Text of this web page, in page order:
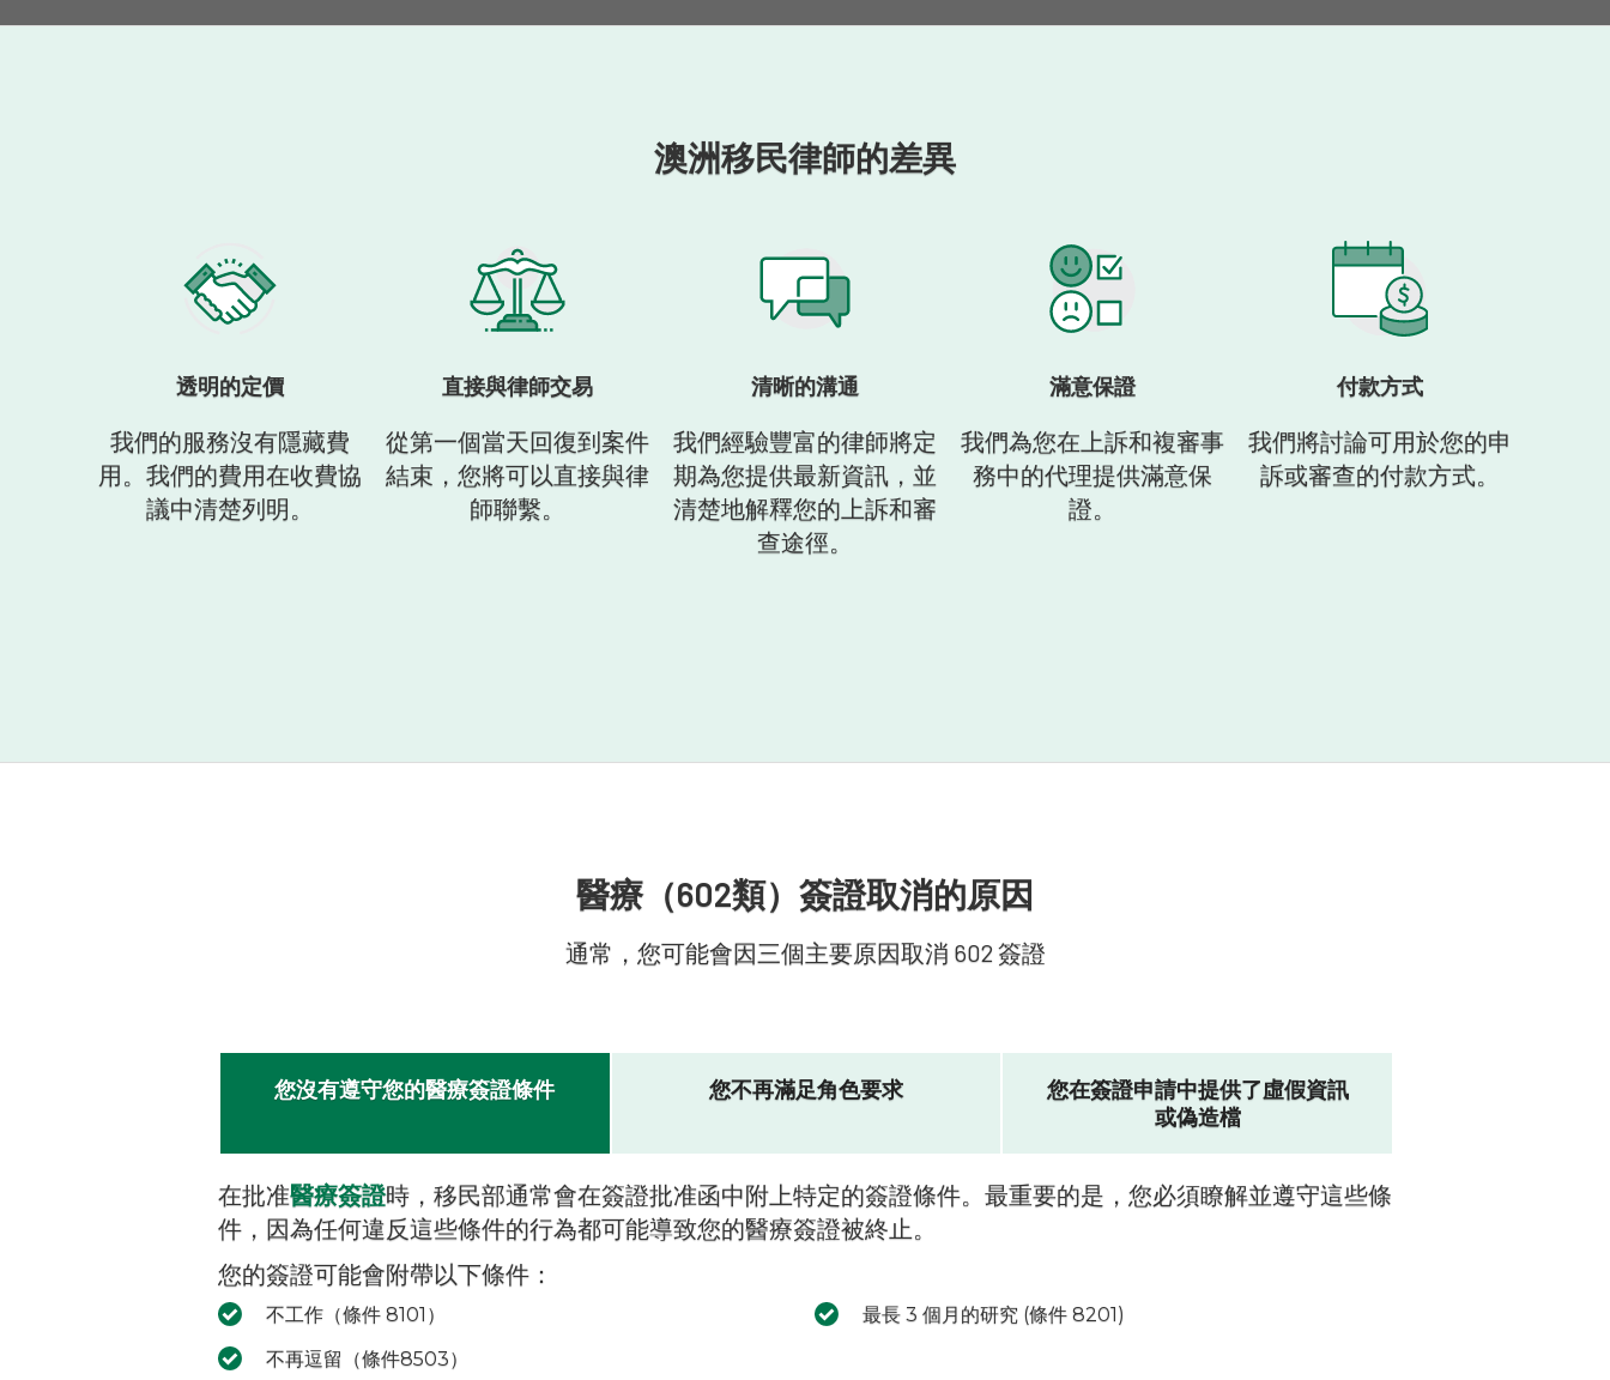
澳洲移民律師的差異
透明的定價
我們的服務沒有隱藏費
用。我們的費用在收費協
議中清楚列明。
直接與律師交易
從第一個當天回復到案件
結束，您將可以直接與律
師聯繫。
清晰的溝通
我們經驗豐富的律師將定
期為您提供最新資訊，並
清楚地解釋您的上訴和審
查途徑。
滿意保證
我們為您在上訴和複審事
務中的代理提供滿意保
證。
付款方式
我們將討論可用於您的申
訴或審查的付款方式。
醫療（602類）簽證取消的原因
通常，您可能會因三個主要原因取消 602 簽證
您沒有遵守您的醫療簽證條件 您不再滿足角色要求
您在簽證申請中提供了虛假資訊
或偽造檔
在批准醫療簽證時，移民部通常會在簽證批准函中附上特定的簽證條件。最重要的是，您必須瞭解並遵守這些條
件，因為任何違反這些條件的行為都可能導致您的醫療簽證被終止。
您的簽證可能會附帶以下條件：
不工作（條件 8101）
最長 3 個月的研究 (條件 8201)
不再逗留（條件8503）